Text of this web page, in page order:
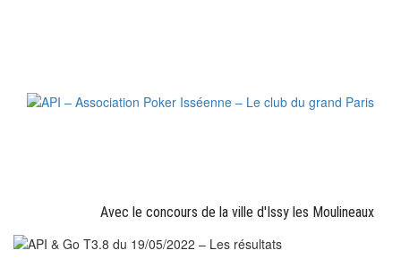
content
Avec le concours de la ville d'Issy les Moulineaux